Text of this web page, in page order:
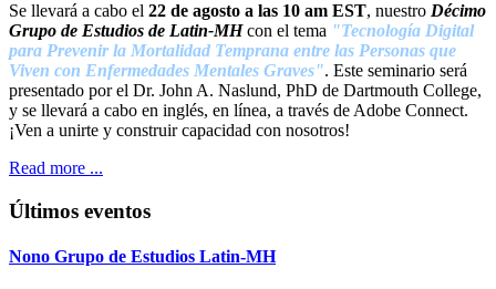
Se llevará a cabo el 22 de agosto a las 10 am EST, nuestro Décimo
Grupo de Estudios de Latin-MHcon el tema "Tecnología Digital
para Prevenir la Mortalidad Temprana entre las Personas que
Viven con Enfermedades Mentales Graves". Este seminario será
presentado por el Dr. John A. Naslund, PhD de Dartmouth College,
y se llevará a cabo en inglés, en línea, a través de Adobe Connect.
¡Ven a unirte y construir capacidad con nosotros!
Read more ...
Últimos eventos
Nono Grupo de Estudios Latin-MH